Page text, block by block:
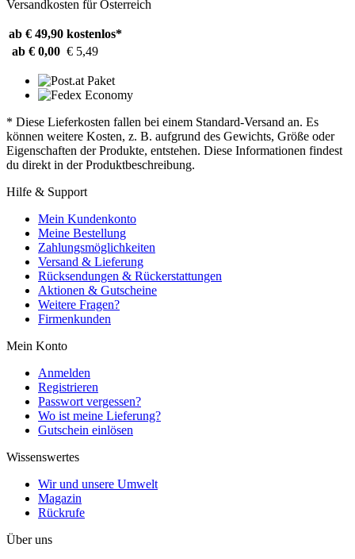
Versandkosten für Österreich
ab € 49,90 kostenlos*
ab € 0,00 € 5,49
* Diese Lieferkosten fallen bei einem Standard-Versand an. Es
können weitere Kosten, z. B. aufgrund des Gewichts, Größe oder
Eigenschaften der Produkte, entstehen. Diese Informationen findest
du direkt in der Produktbeschreibung.
Hilfe & Support
Mein Kundenkonto
Meine Bestellung
Zahlungsmöglichkeiten
Versand & Lieferung
Rücksendungen & Rückerstattungen
Aktionen & Gutscheine
Weitere Fragen?
Firmenkunden
Mein Konto
Anmelden
Registrieren
Passwort vergessen?
Wo ist meine Lieferung?
Gutschein einlösen
Wissenswertes
Wir und unsere Umwelt
Magazin
Rückrufe
Über uns